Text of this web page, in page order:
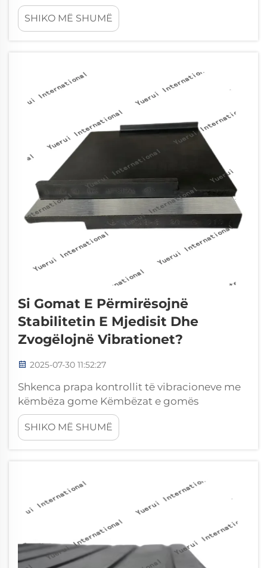
Funksioni Bazë i Lidhjeve Izoluese Lidhjet
izoluese funksionojnë si pjesë të veçanta të
trakive hekurudhore që ndalojnë rrjedhën e
SHIKO MË SHUMË
Si Gomat E Përmirësojnë
Stabilitetin E Mjedisit Dhe
Zvogëlojnë Vibrationet?
2025-07-30 11:52:27
Shkenca prapa kontrollit të vibracioneve me
këmbëza gome Këmbëzat e gomës
shërbejnë si ndërfaqe dinamike midis
makinerisë dhe strukturave mbajtëse të saj,
duke shndërruar vibracionet e dëmshme në
SHIKO MË SHUMË